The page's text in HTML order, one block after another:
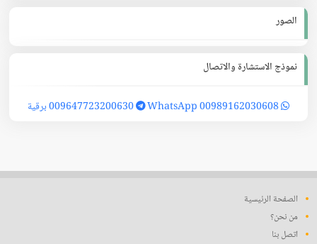
الصور
نموذج الاستشارة والاتصال
00989162030608 WhatsApp 009647723200630 برقية
الصفحة الرئيسية
من نحن؟
اتصل بنا